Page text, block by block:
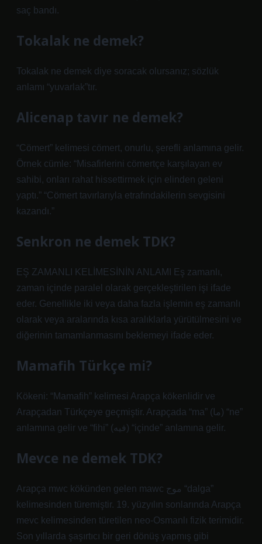
saç bandı.
Tokalak ne demek?
Tokalak ne demek diye soracak olursanız; sözlük
anlamı “yuvarlak”tır.
Alicenap tavır ne demek?
“Cömert” kelimesi cömert, onurlu, şerefli anlamına gelir.
Örnek cümle: “Misafirlerini cömertçe karşılayan ev
sahibi, onları rahat hissettirmek için elinden geleni
yaptı.” “Cömert tavırlarıyla etrafındakilerin sevgisini
kazandı.”
Senkron ne demek TDK?
EŞ ZAMANLI KELİMESİNİN ANLAMI Eş zamanlı,
zaman içinde paralel olarak gerçekleştirilen işi ifade
eder. Genellikle iki veya daha fazla işlemin eş zamanlı
olarak veya aralarında kısa aralıklarla yürütülmesini ve
diğerinin tamamlanmasını beklemeyi ifade eder.
Mamafih Türkçe mi?
Kökeni: “Mamafih” kelimesi Arapça kökenlidir ve
Arapçadan Türkçeye geçmiştir. Arapçada “ma” (ما) “ne”
anlamına gelir ve “fihi” (فيه) “içinde” anlamına gelir.
Mevce ne demek TDK?
Arapça mwc kökünden gelen mawc موج “dalga”
kelimesinden türemiştir. 19. yüzyılın sonlarında Arapça
mevc kelimesinden türetilen neo-Osmanlı fizik terimidir.
Son yıllarda şaşırtıcı bir geri dönüş yapmış gibi